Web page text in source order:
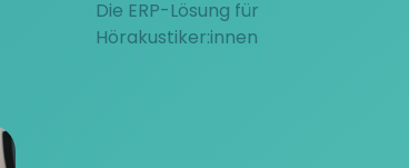
Die ERP-Lösung für
Hörakustiker:innen